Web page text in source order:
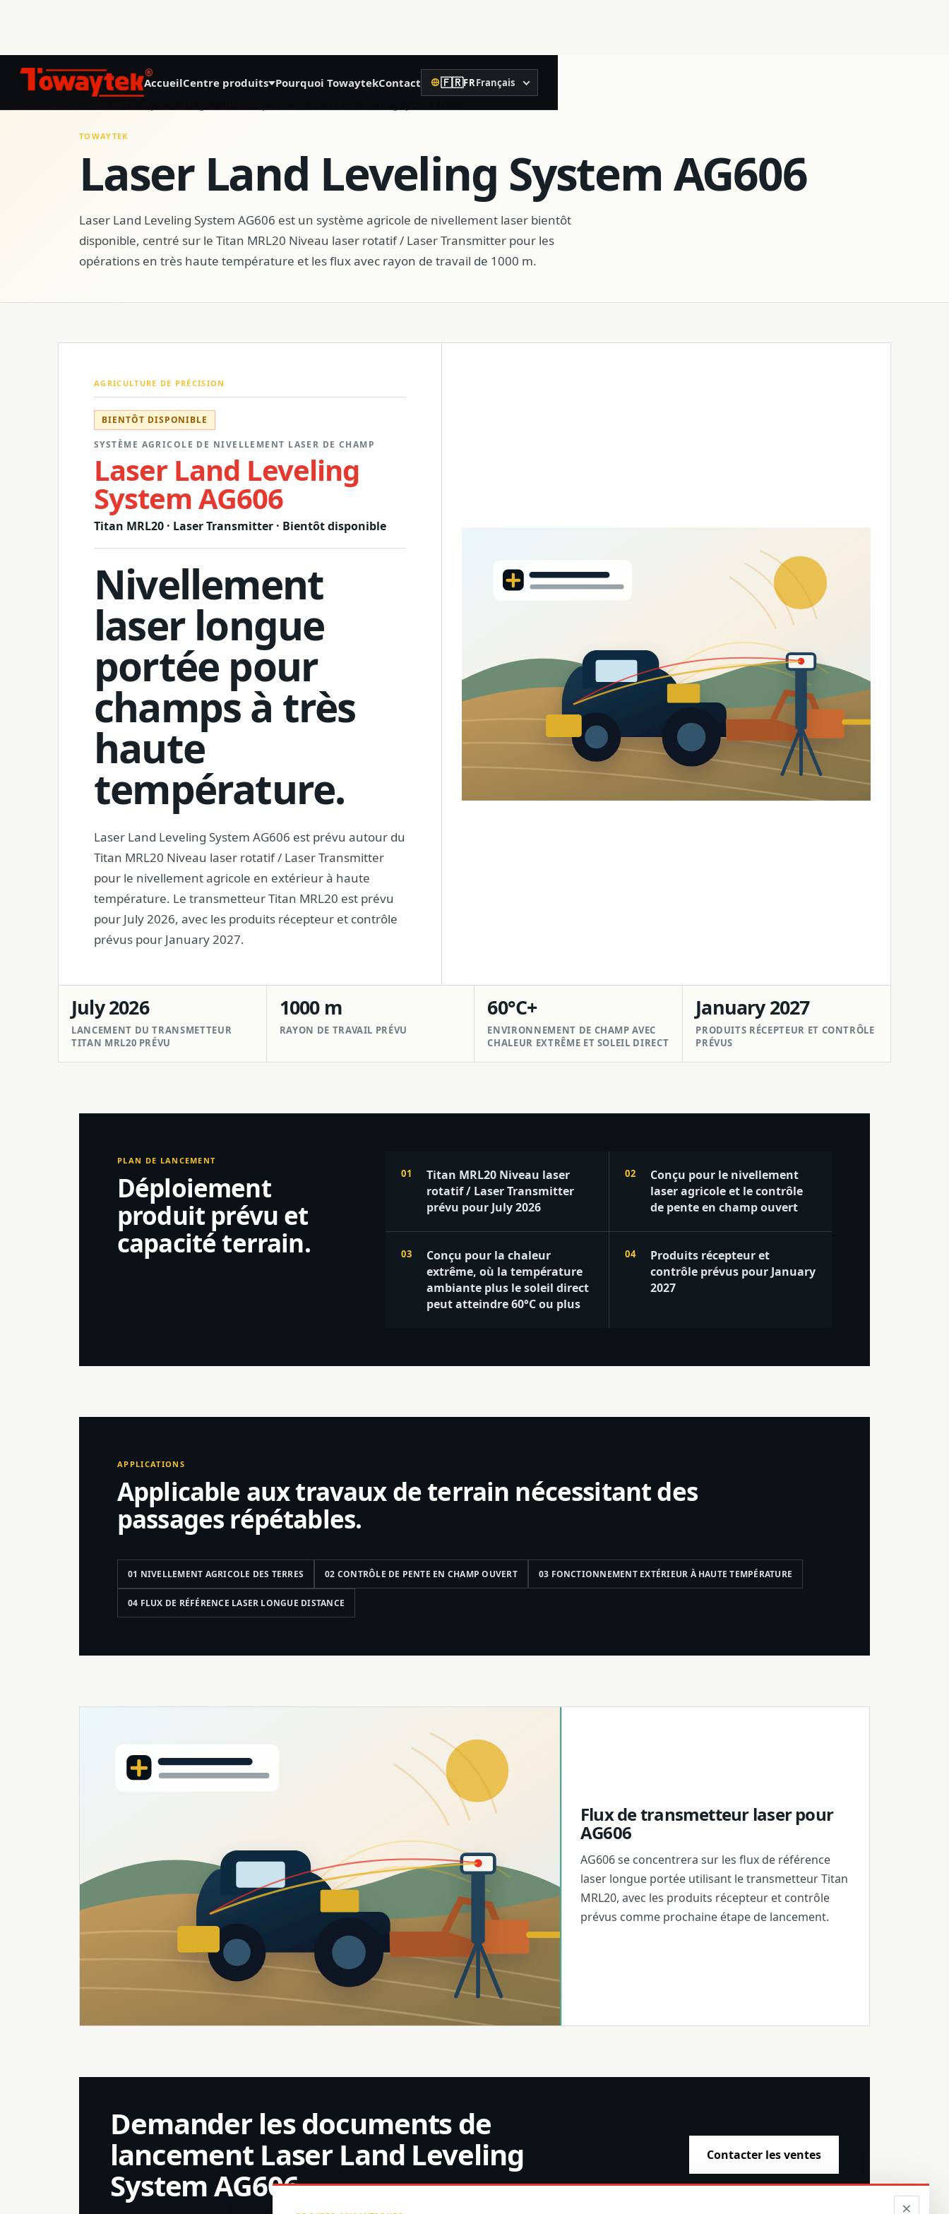
®
AccueilCentre produits
01
GNSS Land Leveling System AG808
GNSS Autosteering System AG608
Laser Land Leveling System AG606
Niveau laser rotatif
Niveau laser
Télémètre laser
Récepteur de contrôle machine
Pourquoi TowaytekContact 🇫🇷FRFrançais
Langue
TOWAYTEK
Laser Land Leveling System AG606
Laser Land Leveling System AG606 est un système agricole de nivellement laser bientôt
disponible, centré sur le Titan MRL20 Niveau laser rotatif / Laser Transmitter pour les
opérations en très haute température et les flux avec rayon de travail de 1000 m.
AGRICULTURE DE PRÉCISION
BIENTÔT DISPONIBLE
SYSTÈME AGRICOLE DE NIVELLEMENT LASER DE CHAMP
Laser Land Leveling
System AG606
Titan MRL20 · Laser Transmitter · Bientôt disponible
Nivellement
laser longue
portée pour
champs à très
haute
température.
Laser Land Leveling System AG606 est prévu autour du
Titan MRL20 Niveau laser rotatif / Laser Transmitter
pour le nivellement agricole en extérieur à haute
température. Le transmetteur Titan MRL20 est prévu
pour July 2026, avec les produits récepteur et contrôle
prévus pour January 2027.
July 2026
LANCEMENT DU TRANSMETTEUR
TITAN MRL20 PRÉVU
1000 m
RAYON DE TRAVAIL PRÉVU
60°C+
ENVIRONNEMENT DE CHAMP AVEC
CHALEUR EXTRÊME ET SOLEIL DIRECT
January 2027
PRODUITS RÉCEPTEUR ET CONTRÔLE
PRÉVUS
PLAN DE LANCEMENT
Déploiement
produit prévu et
capacité terrain.
Titan MRL20 Niveau laser
rotatif / Laser Transmitter
prévu pour July 2026
Conçu pour le nivellement
laser agricole et le contrôle
de pente en champ ouvert
Conçu pour la chaleur
extrême, où la température
ambiante plus le soleil direct
peut atteindre 60°C ou plus
Produits récepteur et
contrôle prévus pour January
2027
APPLICATIONS
Applicable aux travaux de terrain nécessitant des
passages répétables.
01 NIVELLEMENT AGRICOLE DES TERRES 02 CONTRÔLE DE PENTE EN CHAMP OUVERT 03 FONCTIONNEMENT EXTÉRIEUR À HAUTE TEMPÉRATURE
04 FLUX DE RÉFÉRENCE LASER LONGUE DISTANCE
Flux de transmetteur laser pour
AG606
AG606 se concentrera sur les flux de référence
laser longue portée utilisant le transmetteur Titan
MRL20, avec les produits récepteur et contrôle
prévus comme prochaine étape de lancement.
Demander les documents de
lancement Laser Land Leveling
System AG606
Contacter les ventes
×